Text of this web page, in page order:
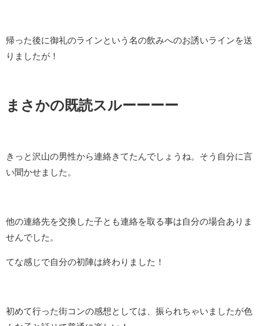
帰った後に御礼のラインという名の飲みへのお誘いラインを送
りましたが！
まさかの既読スルーーーー
きっと沢山の男性から連絡きてたんでしょうね。そう自分に言
い聞かせました。
他の連絡先を交換した子とも連絡を取る事は自分の場合ありま
せんでした。
てな感じで自分の初陣は終わりました！
初めて行った街コンの感想としては、振られちゃいましたが色